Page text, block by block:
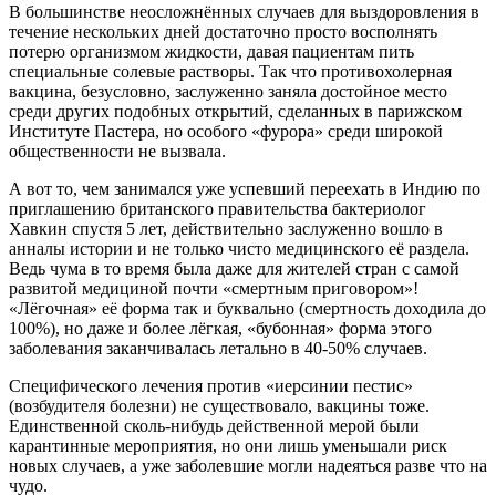
В большинстве неосложнённых случаев для выздоровления в
течение нескольких дней достаточно просто восполнять
потерю организмом жидкости, давая пациентам пить
специальные солевые растворы. Так что противохолерная
вакцина, безусловно, заслуженно заняла достойное место
среди других подобных открытий, сделанных в парижском
Институте Пастера, но особого «фурора» среди широкой
общественности не вызвала.
А вот то, чем занимался уже успевший переехать в Индию по
приглашению британского правительства бактериолог
Хавкин спустя 5 лет, действительно заслуженно вошло в
анналы истории и не только чисто медицинского её раздела.
Ведь чума в то время была даже для жителей стран с самой
развитой медициной почти «смертным приговором»!
«Лёгочная» её форма так и буквально (смертность доходила до
100%), но даже и более лёгкая, «бубонная» форма этого
заболевания заканчивалась летально в 40-50% случаев.
Специфического лечения против «иерсинии пестис»
(возбудителя болезни) не существовало, вакцины тоже.
Единственной сколь-нибудь действенной мерой были
карантинные мероприятия, но они лишь уменьшали риск
новых случаев, а уже заболевшие могли надеяться разве что на
чудо.